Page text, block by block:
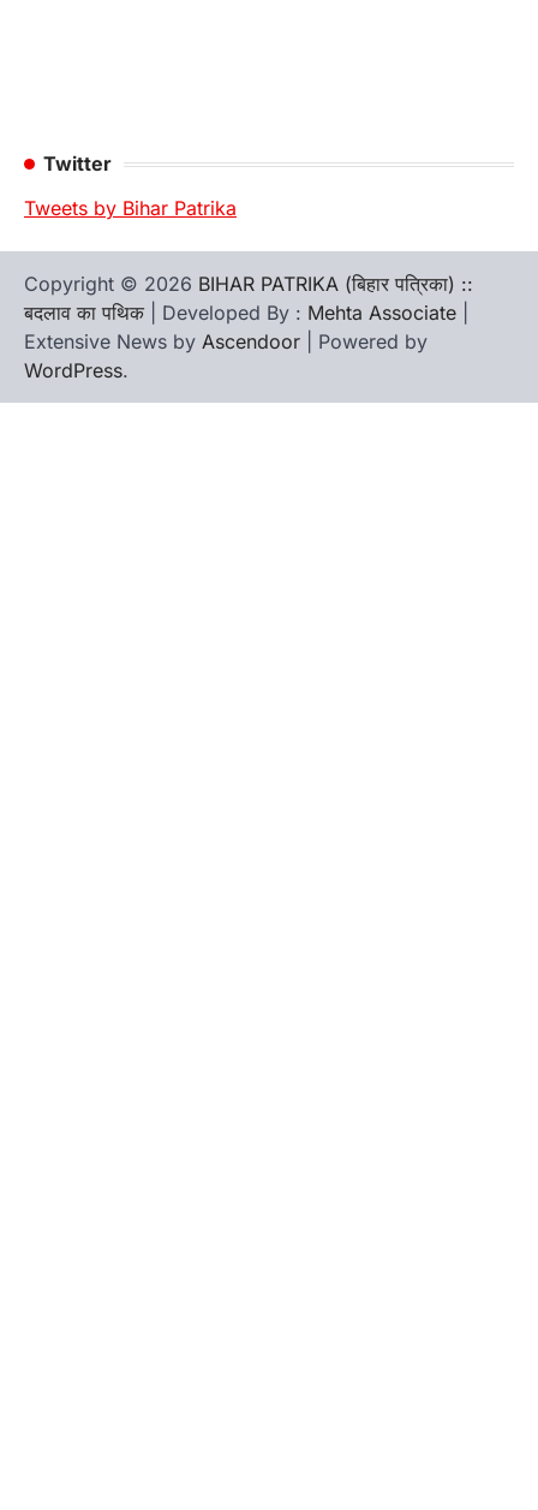
Twitter
Tweets by Bihar Patrika
Copyright © 2026 BIHAR PATRIKA (बिहार पत्रिका) ::
बदलाव का पथिक | Developed By : Mehta Associate
Extensive News by Ascendoor | Powered by
WordPress.